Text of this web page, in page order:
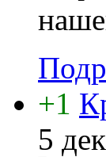
+1
5